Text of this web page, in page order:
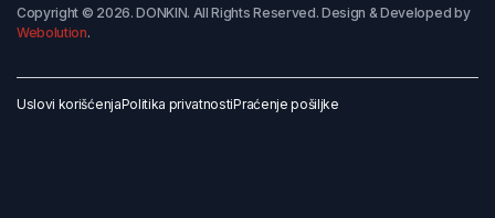
Copyright © 2026. DONKIN. All Rights Reserved. Design & Developed by
Webolution.
Uslovi korišćenjaPolitika privatnostiPraćenje pošiljke